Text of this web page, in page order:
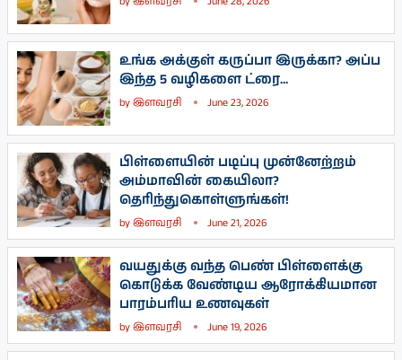
உங்க அக்குள் கருப்பா இருக்கா? அப்ப
இந்த 5 வழிகளை ட்ரை...
byஇளவரசி June 23, 2026
பிள்ளையின் படிப்பு முன்னேற்றம்
அம்மாவின் கையிலா?
தெரிந்துகொள்ளுங்கள்!
byஇளவரசி June 21, 2026
வயதுக்கு வந்த பெண் பிள்ளைக்கு
கொடுக்க வேண்டிய ஆரோக்கியமான
பாரம்பரிய உணவுகள்
byஇளவரசி June 19, 2026